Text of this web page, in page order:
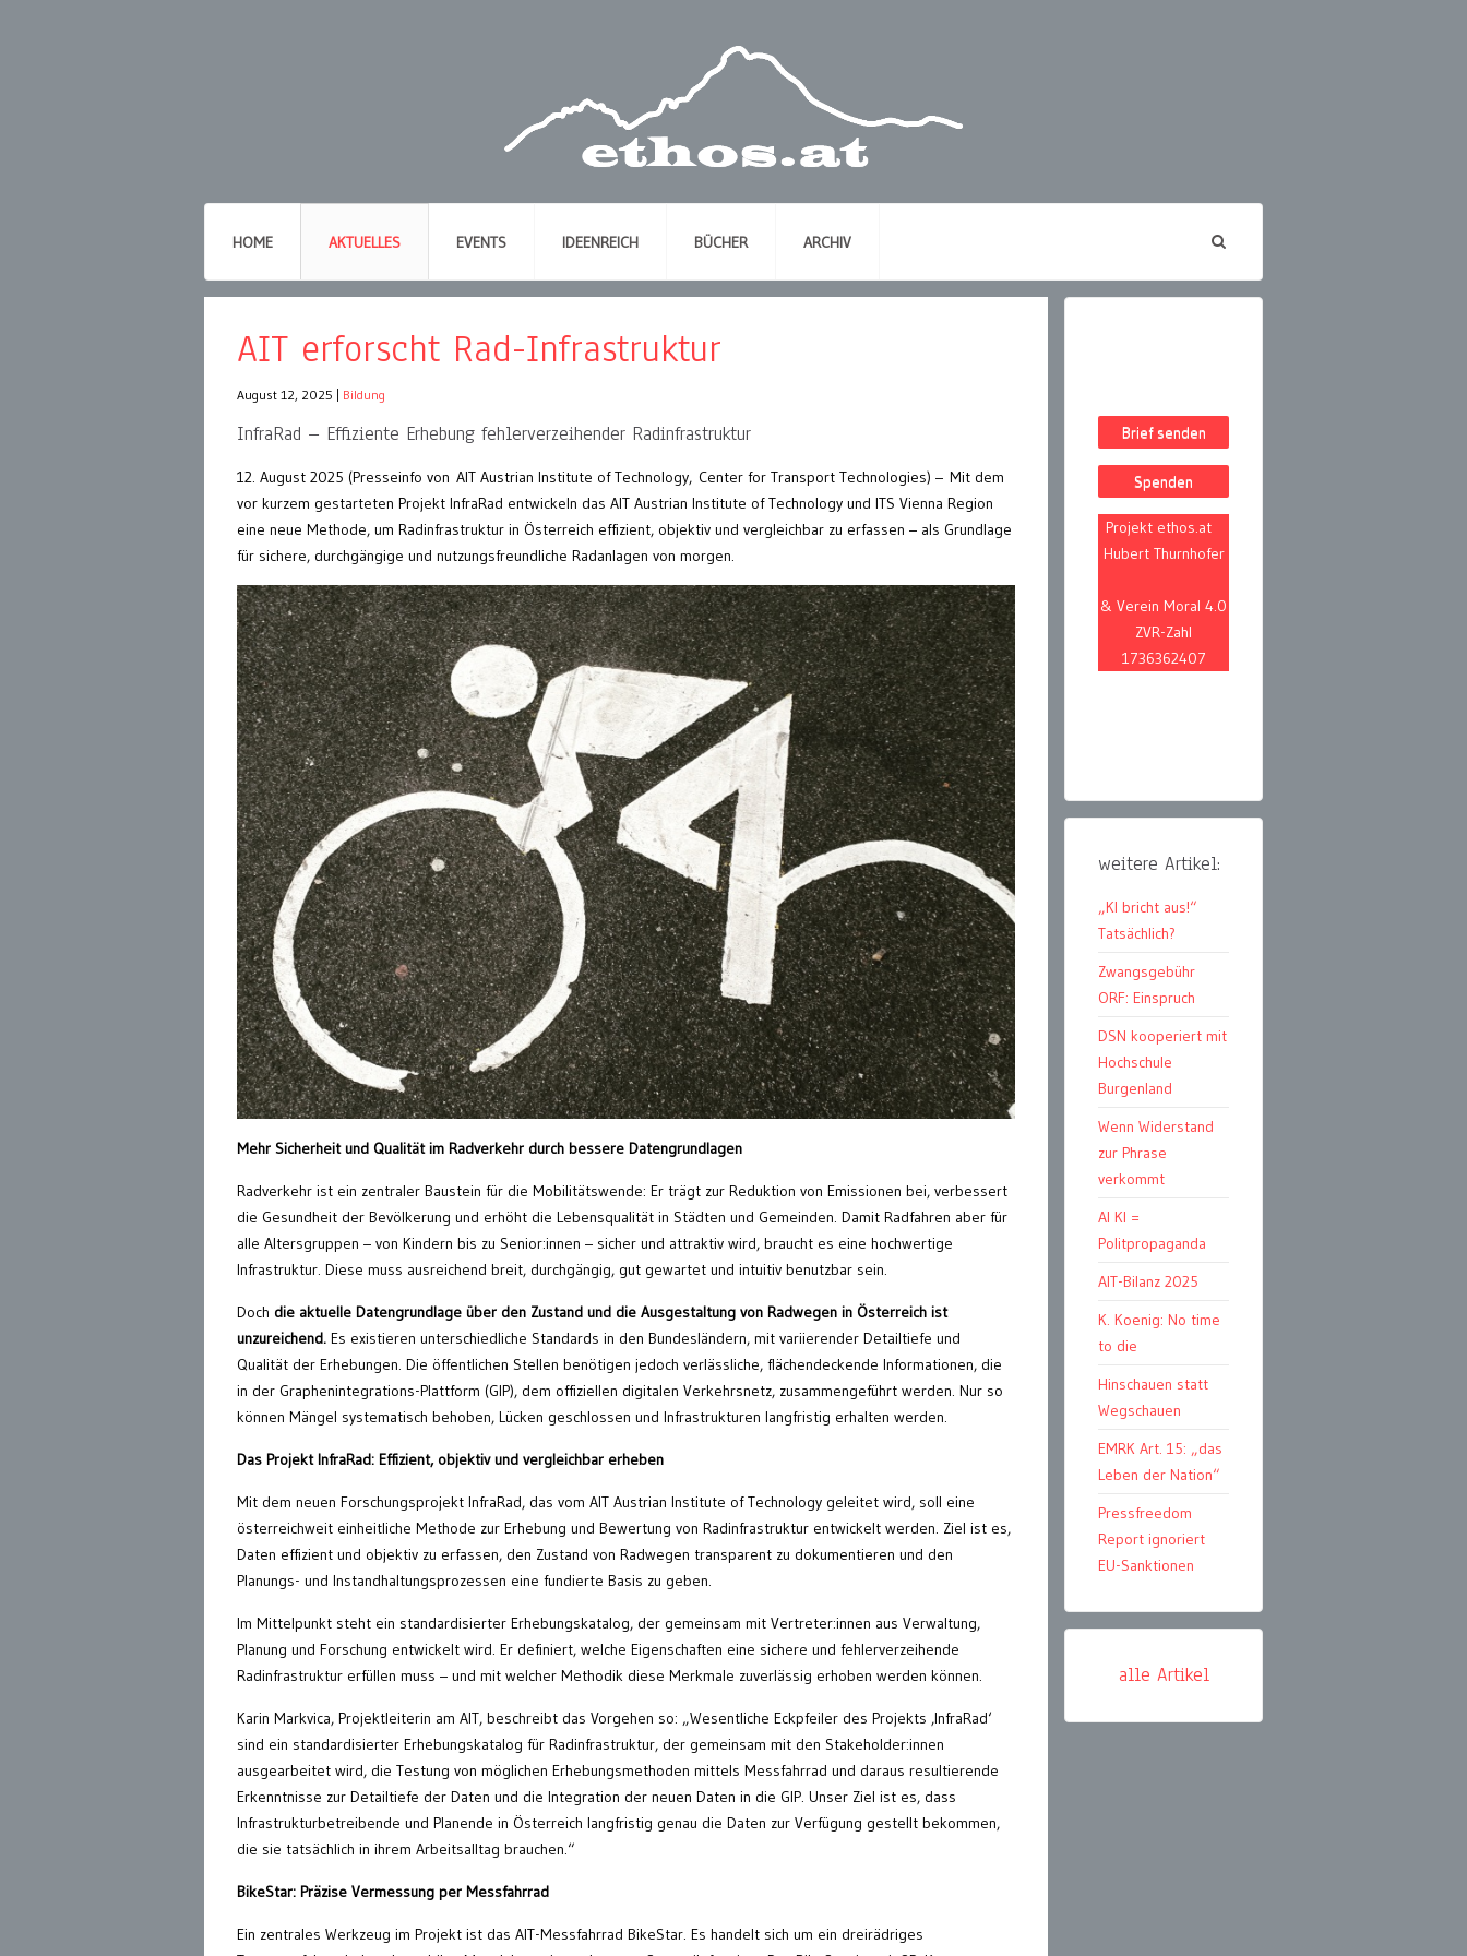
HOME AKTUELLES EVENTS IDEENREICH BÜCHER ARCHIV
AIT erforscht Rad-Infrastruktur
August 12, 2025 Bildung
InfraRad – Effiziente Erhebung fehlerverzeihender Radinfrastruktur
12. August 2025 (Presseinfo von AIT Austrian Institute of Technology, Center for Transport Technologies) – Mit dem
vor kurzem gestarteten Projekt InfraRad entwickeln das AIT Austrian Institute of Technology und ITS Vienna Region
eine neue Methode, um Radinfrastruktur in Österreich effizient, objektiv und vergleichbar zu erfassen – als Grundlage
für sichere, durchgängige und nutzungsfreundliche Radanlagen von morgen.
Mehr Sicherheit und Qualität im Radverkehr durch bessere Datengrundlagen
Radverkehr ist ein zentraler Baustein für die Mobilitätswende: Er trägt zur Reduktion von Emissionen bei, verbessert
die Gesundheit der Bevölkerung und erhöht die Lebensqualität in Städten und Gemeinden. Damit Radfahren aber für
alle Altersgruppen – von Kindern bis zu Senior:innen – sicher und attraktiv wird, braucht es eine hochwertige
Infrastruktur. Diese muss ausreichend breit, durchgängig, gut gewartet und intuitiv benutzbar sein.
Doch die aktuelle Datengrundlage über den Zustand und die Ausgestaltung von Radwegen in Österreich ist
unzureichend. Es existieren unterschiedliche Standards in den Bundesländern, mit variierender Detailtiefe und
Qualität der Erhebungen. Die öffentlichen Stellen benötigen jedoch verlässliche, flächendeckende Informationen, die
in der Graphenintegrations-Plattform (GIP), dem offiziellen digitalen Verkehrsnetz, zusammengeführt werden. Nur so
können Mängel systematisch behoben, Lücken geschlossen und Infrastrukturen langfristig erhalten werden.
Das Projekt InfraRad: Effizient, objektiv und vergleichbar erheben
Mit dem neuen Forschungsprojekt InfraRad, das vom AIT Austrian Institute of Technology geleitet wird, soll eine
österreichweit einheitliche Methode zur Erhebung und Bewertung von Radinfrastruktur entwickelt werden. Ziel ist es,
Daten effizient und objektiv zu erfassen, den Zustand von Radwegen transparent zu dokumentieren und den
Planungs- und Instandhaltungsprozessen eine fundierte Basis zu geben.
Im Mittelpunkt steht ein standardisierter Erhebungskatalog, der gemeinsam mit Vertreter:innen aus Verwaltung,
Planung und Forschung entwickelt wird. Er definiert, welche Eigenschaften eine sichere und fehlerverzeihende
Radinfrastruktur erfüllen muss – und mit welcher Methodik diese Merkmale zuverlässig erhoben werden können.
Karin Markvica, Projektleiterin am AIT, beschreibt das Vorgehen so: „Wesentliche Eckpfeiler des Projekts ,InfraRad‘
sind ein standardisierter Erhebungskatalog für Radinfrastruktur, der gemeinsam mit den Stakeholder:innen
ausgearbeitet wird, die Testung von möglichen Erhebungsmethoden mittels Messfahrrad und daraus resultierende
Erkenntnisse zur Detailtiefe der Daten und die Integration der neuen Daten in die GIP. Unser Ziel ist es, dass
Infrastrukturbetreibende und Planende in Österreich langfristig genau die Daten zur Verfügung gestellt bekommen,
die sie tatsächlich in ihrem Arbeitsalltag brauchen.“
BikeStar: Präzise Vermessung per Messfahrrad
Ein zentrales Werkzeug im Projekt ist das AIT-Messfahrrad BikeStar. Es handelt sich um ein dreirädriges
Brief senden
Spenden
Projekt ethos.at
Hubert Thurnhofer
& Verein Moral 4.0
ZVR-Zahl
1736362407
weitere Artikel:
„KI bricht aus!“
Tatsächlich?
Zwangsgebühr
ORF: Einspruch
DSN kooperiert mit
Hochschule
Burgenland
Wenn Widerstand
zur Phrase
verkommt
AI KI =
Politpropaganda
AIT-Bilanz 2025
K. Koenig: No time
to die
Hinschauen statt
Wegschauen
EMRK Art. 15: „das
Leben der Nation“
Pressfreedom
Report ignoriert
EU-Sanktionen
alle Artikel